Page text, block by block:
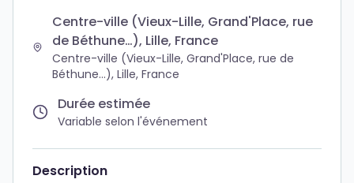
Centre-ville (Vieux-Lille, Grand'Place, rue
de Béthune…), Lille, France
Centre-ville (Vieux-Lille, Grand'Place, rue de
Béthune…), Lille, France
Durée estimée
Variable selon l'événement
Description